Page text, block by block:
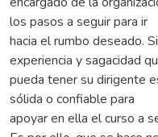
los pasos a seguir para ir
hacia el rumbo deseado.
experiencia y sagacidad
pueda tener su dirigente
sólida o confiable para
apoyar en ella el curso a